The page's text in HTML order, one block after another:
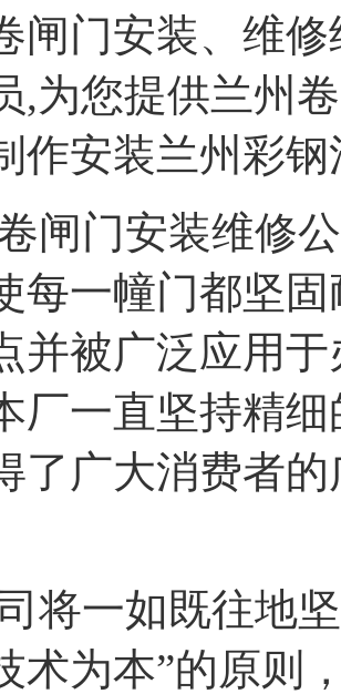
闸门安装、维
,为您提供兰州
作安装兰州彩
门安装维修
每一幢门都坚
并被广泛应用
厂一直坚持精
了广大消费者
一如既往地坚
术为本”的原则